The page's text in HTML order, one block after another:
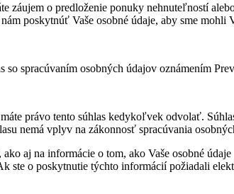
o predloženie ponuky nehnuteľností
poskytnúť Vaše osobné údaje, aby sme mohli
spracúvaním osobných údajov oznámením
právo tento súhlas kedykoľvek odvolať.
nemá vplyv na zákonnosť spracúvania
aj na informácie o tom, ako Vaše osobné
ste o poskytnutie týchto informácií požiadali